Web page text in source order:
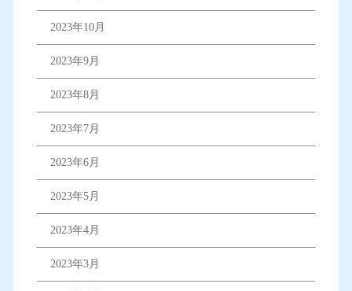
2023年10月
2023年9月
2023年8月
2023年7月
2023年6月
2023年5月
2023年4月
2023年3月